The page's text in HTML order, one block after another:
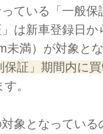
ている「一般保
は新車登録日か
未満）が対象と
保証」期間内に
。
対象となっている